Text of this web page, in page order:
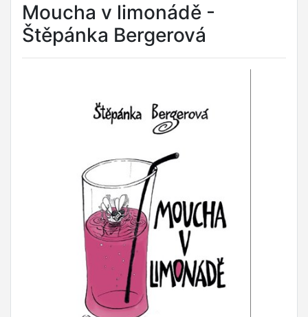
Moucha v limonádě -
Štěpánka Bergerová